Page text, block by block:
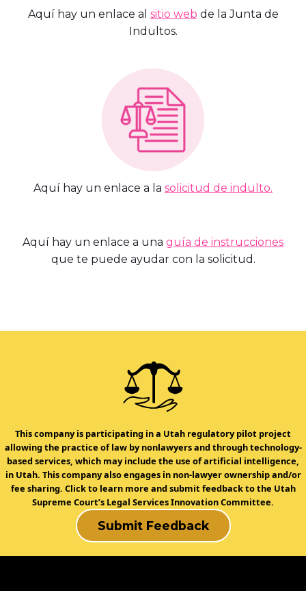
Aquí hay un enlace al sitio web de la Junta de
Indultos.
Aquí hay un enlace a la solicitud de indulto.
Aquí hay un enlace a una guía de instrucciones
que te puede ayudar con la solicitud.
This company is participating in a Utah regulatory pilot project
allowing the practice of law by nonlawyers and through technology-
based services, which may include the use of artificial intelligence,
in Utah. This company also engages in non-lawyer ownership and/or
fee sharing. Click to learn more and submit feedback to the Utah
Supreme Court’s Legal Services Innovation Committee.
Submit Feedback